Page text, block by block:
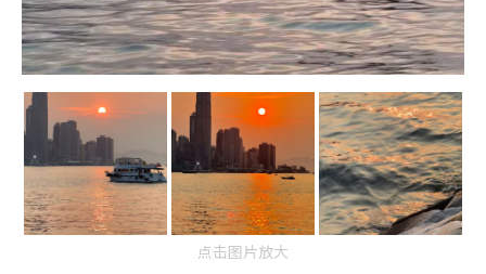
点击图片放大